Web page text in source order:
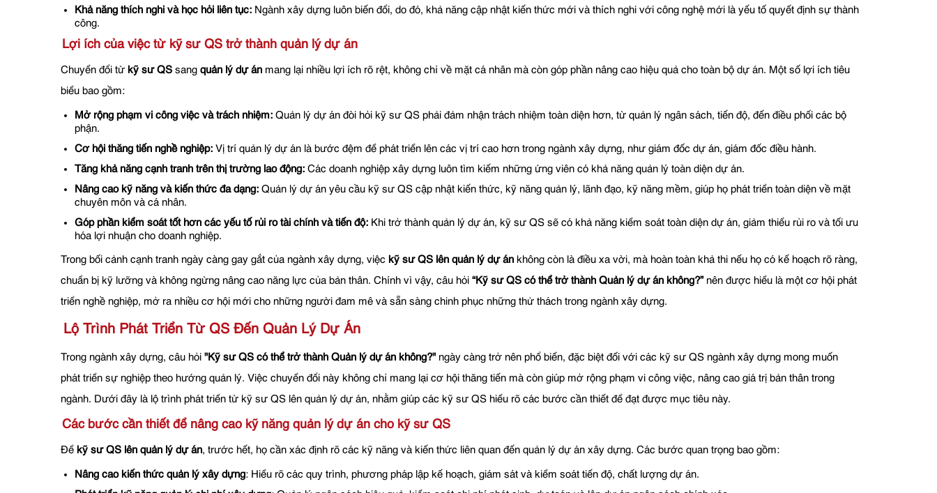
Khả năng thích nghi và học hỏi liên tục: Ngành xây dựng luôn biến đổi, do đó, khả năng cập nhật kiến thức mới và thích nghi với công nghệ mới là yếu tố quyết định sự thành
công.
Lợi ích của việc từ kỹ sư QS trở thành quản lý dự án
Chuyển đổi từ kỹ sư QS sang quản lý dự án mang lại nhiều lợi ích rõ rệt, không chỉ về mặt cá nhân mà còn góp phần nâng cao hiệu quả cho toàn bộ dự án. Một số lợi ích tiêu
biểu bao gồm:
Mở rộng phạm vi công việc và trách nhiệm: Quản lý dự án đòi hỏi kỹ sư QS phải đảm nhận trách nhiệm toàn diện hơn, từ quản lý ngân sách, tiến độ, đến điều phối các bộ
phận.
Cơ hội thăng tiến nghề nghiệp: Vị trí quản lý dự án là bước đệm để phát triển lên các vị trí cao hơn trong ngành xây dựng, như giám đốc dự án, giám đốc điều hành.
Tăng khả năng cạnh tranh trên thị trường lao động: Các doanh nghiệp xây dựng luôn tìm kiếm những ứng viên có khả năng quản lý toàn diện dự án.
Nâng cao kỹ năng và kiến thức đa dạng: Quản lý dự án yêu cầu kỹ sư QS cập nhật kiến thức, kỹ năng quản lý, lãnh đạo, kỹ năng mềm, giúp họ phát triển toàn diện về mặt
chuyên môn và cá nhân.
Góp phần kiểm soát tốt hơn các yếu tố rủi ro tài chính và tiến độ: Khi trở thành quản lý dự án, kỹ sư QS sẽ có khả năng kiểm soát toàn diện dự án, giảm thiểu rủi ro và tối ưu
hóa lợi nhuận cho doanh nghiệp.
Trong bối cảnh cạnh tranh ngày càng gay gắt của ngành xây dựng, việc kỹ sư QS lên quản lý dự án không còn là điều xa vời, mà hoàn toàn khả thi nếu họ có kế hoạch rõ ràng,
chuẩn bị kỹ lưỡng và không ngừng nâng cao năng lực của bản thân. Chính vì vậy, câu hỏi “Kỹ sư QS có thể trở thành Quản lý dự án không?”nên được hiểu là một cơ hội phát
triển nghề nghiệp, mở ra nhiều cơ hội mới cho những người đam mê và sẵn sàng chinh phục những thử thách trong ngành xây dựng.
Lộ Trình Phát Triển Từ QS Đến Quản Lý Dự Án
Trong ngành xây dựng, câu hỏi "Kỹ sư QS có thể trở thành Quản lý dự án không?" ngày càng trở nên phổ biến, đặc biệt đối với các kỹ sư QS ngành xây dựng mong muốn
phát triển sự nghiệp theo hướng quản lý. Việc chuyển đổi này không chỉ mang lại cơ hội thăng tiến mà còn giúp mở rộng phạm vi công việc, nâng cao giá trị bản thân trong
ngành. Dưới đây là lộ trình phát triển từ kỹ sư QS lên quản lý dự án, nhằm giúp các kỹ sư QS hiểu rõ các bước cần thiết để đạt được mục tiêu này.
Các bước cần thiết để nâng cao kỹ năng quản lý dự án cho kỹ sư QS
Để kỹ sư QS lên quản lý dự án, trước hết, họ cần xác định rõ các kỹ năng và kiến thức liên quan đến quản lý dự án xây dựng. Các bước quan trọng bao gồm:
Nâng cao kiến thức quản lý xây dựng: Hiểu rõ các quy trình, phương pháp lập kế hoạch, giám sát và kiểm soát tiến độ, chất lượng dự án.